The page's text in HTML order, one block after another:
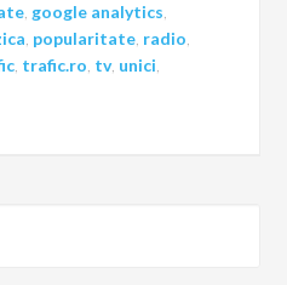
google analytics
popularitate radio
trafic.ro tv, unici